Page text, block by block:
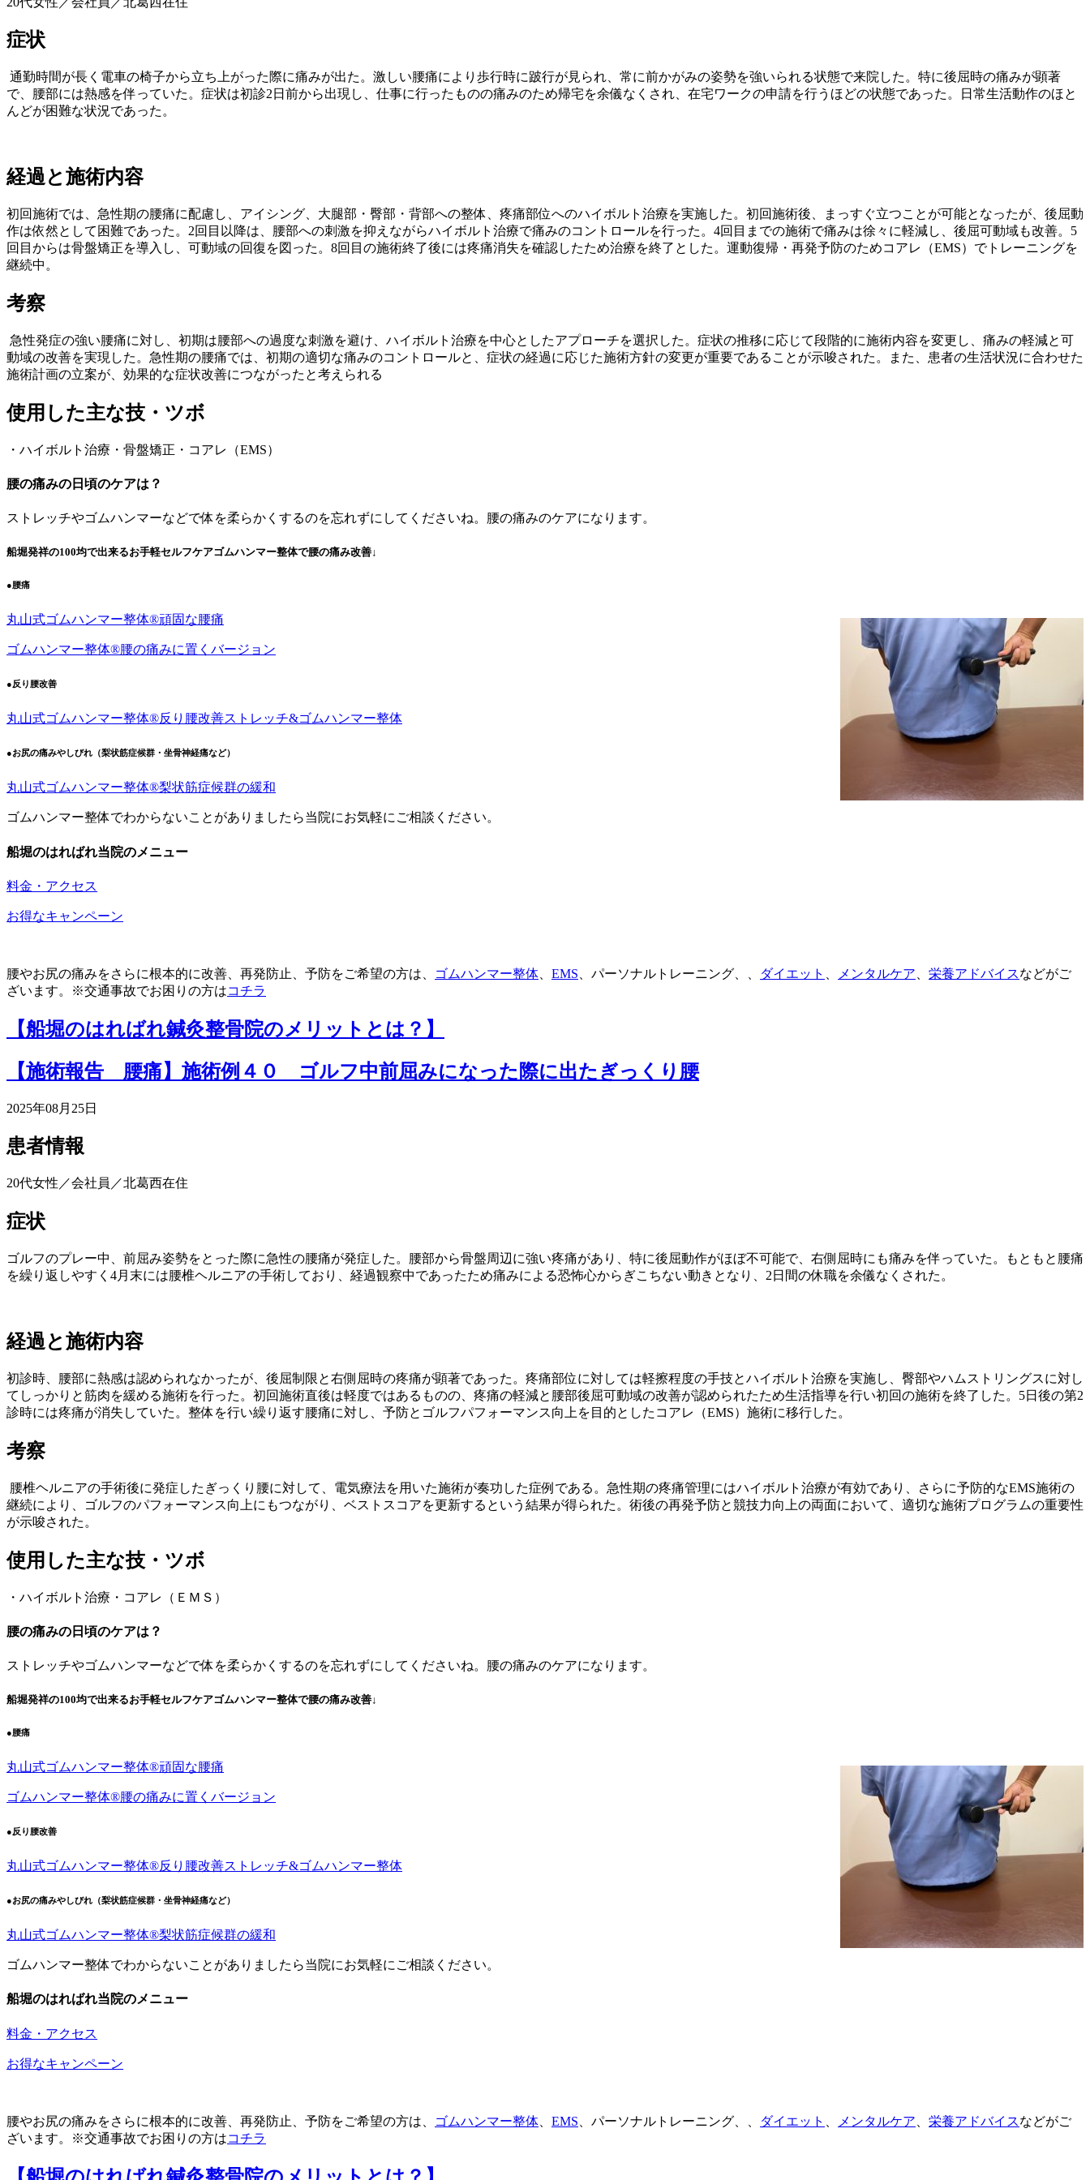
症状
通勤時間が長く電車の椅子から立ち上がった際に痛みが出た。激しい腰痛により歩行時に跛行が見られ、常に前かがみの姿勢を強いられる状態で来院した。特に後屈時の痛みが顕著
で、腰部には熱感を伴っていた。症状は初診2日前から出現し、仕事に行ったものの痛みのため帰宅を余儀なくされ、在宅ワークの申請を行うほどの状態であった。日常生活動作のほと
んどが困難な状況であった。
経過と施術内容
初回施術では、急性期の腰痛に配慮し、アイシング、大腿部・臀部・背部への整体、疼痛部位へのハイボルト治療を実施した。初回施術後、まっすぐ立つことが可能となったが、後屈動
作は依然として困難であった。2回目以降は、腰部への刺激を抑えながらハイボルト治療で痛みのコントロールを行った。4回目までの施術で痛みは徐々に軽減し、後屈可動域も改善。5
回目からは骨盤矯正を導入し、可動域の回復を図った。8回目の施術終了後には疼痛消失を確認したため治療を終了とした。運動復帰・再発予防のためコアレ（EMS）でトレーニングを
継続中。
考察
急性発症の強い腰痛に対し、初期は腰部への過度な刺激を避け、ハイボルト治療を中心としたアプローチを選択した。症状の推移に応じて段階的に施術内容を変更し、痛みの軽減と可
動域の改善を実現した。急性期の腰痛では、初期の適切な痛みのコントロールと、症状の経過に応じた施術方針の変更が重要であることが示唆された。また、患者の生活状況に合わせた
施術計画の立案が、効果的な症状改善につながったと考えられる
使用した主な技・ツボ
・ハイボルト治療・骨盤矯正・コアレ（EMS）
腰の痛みの日頃のケアは？
ストレッチやゴムハンマーなどで体を柔らかくするのを忘れずにしてくださいね。腰の痛みのケアになります。
船堀発祥の100均で出来るお手軽セルフケアゴムハンマー整体で腰の痛み改善↓
●腰痛
丸山式ゴムハンマー整体®︎頑固な腰痛
ゴムハンマー整体®︎腰の痛みに置くバージョン
●反り腰改善
丸山式ゴムハンマー整体®︎反り腰改善ストレッチ&ゴムハンマー整体
●お尻の痛みやしびれ（梨状筋症候群・坐骨神経痛など）
丸山式ゴムハンマー整体®︎梨状筋症候群の緩和
ゴムハンマー整体でわからないことがありましたら当院にお気軽にご相談ください。
船堀のはればれ当院のメニュー
料金・アクセス
お得なキャンペーン
腰やお尻の痛みをさらに根本的に改善、再発防止、予防をご希望の方は、 ゴムハンマー整体 EMS 、パーソナルトレーニング、、 ダイエット メンタルケア 栄養アドバイスなどがご
ざいます。※交通事故でお困りの方はコチラ
【船堀のはればれ鍼灸整骨院のメリットとは？】
【施術報告 腰痛】施術例４０ ゴルフ中前屈みになった際に出たぎっくり腰
2025年08月25日
患者情報
20代女性／会社員／北葛西在住
症状
ゴルフのプレー中、前屈み姿勢をとった際に急性の腰痛が発症した。腰部から骨盤周辺に強い疼痛があり、特に後屈動作がほぼ不可能で、右側屈時にも痛みを伴っていた。もともと腰痛
を繰り返しやすく4月末には腰椎ヘルニアの手術しており、経過観察中であったため痛みによる恐怖心からぎこちない動きとなり、2日間の休職を余儀なくされた。
経過と施術内容
初診時、腰部に熱感は認められなかったが、後屈制限と右側屈時の疼痛が顕著であった。疼痛部位に対しては軽擦程度の手技とハイボルト治療を実施し、臀部やハムストリングスに対し
てしっかりと筋肉を緩める施術を行った。初回施術直後は軽度ではあるものの、疼痛の軽減と腰部後屈可動域の改善が認められたため生活指導を行い初回の施術を終了した。5日後の第2
診時には疼痛が消失していた。整体を行い繰り返す腰痛に対し、予防とゴルフパフォーマンス向上を目的としたコアレ（EMS）施術に移行した。
考察
腰椎ヘルニアの手術後に発症したぎっくり腰に対して、電気療法を用いた施術が奏功した症例である。急性期の疼痛管理にはハイボルト治療が有効であり、さらに予防的なEMS施術の
継続により、ゴルフのパフォーマンス向上にもつながり、ベストスコアを更新するという結果が得られた。術後の再発予防と競技力向上の両面において、適切な施術プログラムの重要性
が示唆された。
使用した主な技・ツボ
・ハイボルト治療・コアレ（ＥＭＳ）
腰の痛みの日頃のケアは？
ストレッチやゴムハンマーなどで体を柔らかくするのを忘れずにしてくださいね。腰の痛みのケアになります。
船堀発祥の100均で出来るお手軽セルフケアゴムハンマー整体で腰の痛み改善↓
●腰痛
丸山式ゴムハンマー整体®︎頑固な腰痛
ゴムハンマー整体®︎腰の痛みに置くバージョン
●反り腰改善
丸山式ゴムハンマー整体®︎反り腰改善ストレッチ&ゴムハンマー整体
●お尻の痛みやしびれ（梨状筋症候群・坐骨神経痛など）
丸山式ゴムハンマー整体®︎梨状筋症候群の緩和
ゴムハンマー整体でわからないことがありましたら当院にお気軽にご相談ください。
船堀のはればれ当院のメニュー
料金・アクセス
お得なキャンペーン
腰やお尻の痛みをさらに根本的に改善、再発防止、予防をご希望の方は、 ゴムハンマー整体 EMS 、パーソナルトレーニング、、 ダイエット メンタルケア 栄養アドバイスなどがご
ざいます。※交通事故でお困りの方はコチラ